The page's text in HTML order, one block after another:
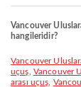
Vancouver
hangileridir?
Vancouver Uluslararası Havalimanı - Calgary Uluslararası Havalimanı arası
uçuş Vancouver
arası uçuş